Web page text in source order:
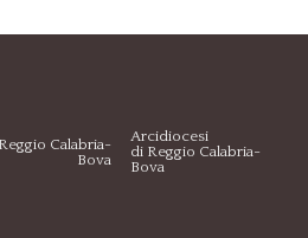
Arcidiocesi
di Reggio Calabria-
Bova